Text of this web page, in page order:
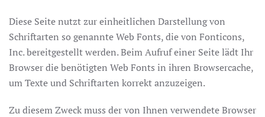
Diese Seite nutzt zur einheitlichen Darstellung von
Schriftarten so genannte Web Fonts, die von Fonticons,
Inc. bereitgestellt werden. Beim Aufruf einer Seite lädt Ihr
Browser die benötigten Web Fonts in ihren Browsercache,
um Texte und Schriftarten korrekt anzuzeigen.
Zu diesem Zweck muss der von Ihnen verwendete Browser